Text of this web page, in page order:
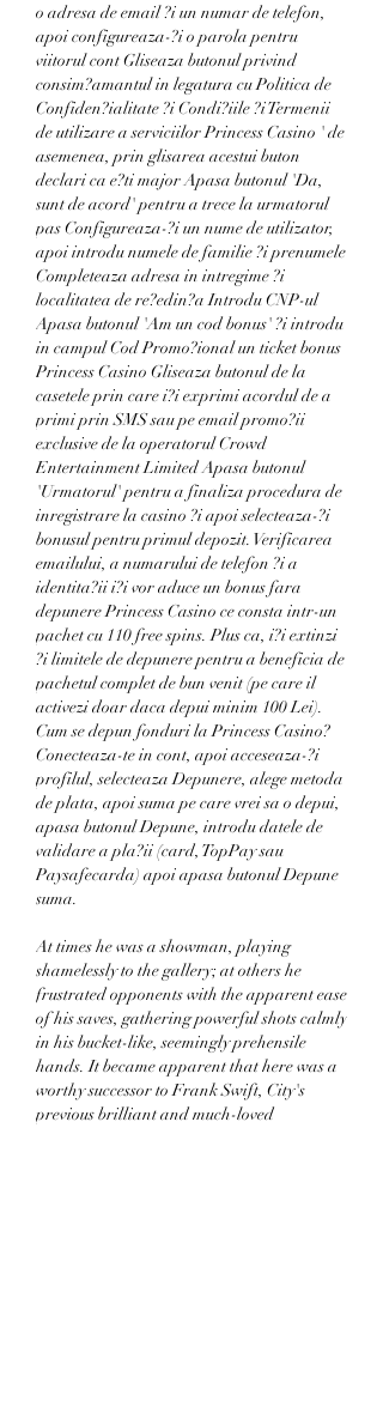
o adresa de email ?i un numar de telefon,
apoi configureaza-?i o parola pentru
viitorul cont Gliseaza butonul privind
consim?amantul in legatura cu Politica de
Confiden?ialitate ?i Condi?iile ?i Termenii
de utilizare a serviciilor Princess Casino ' de
asemenea, prin glisarea acestui buton
declari ca e?ti major Apasa butonul 'Da,
sunt de acord' pentru a trece la urmatorul
pas Configureaza-?i un nume de utilizator,
apoi introdu numele de familie ?i prenumele
Completeaza adresa in intregime ?i
localitatea de re?edin?a Introdu CNP-ul
Apasa butonul 'Am un cod bonus' ?i introdu
in campul Cod Promo?ional un ticket bonus
Princess Casino Gliseaza butonul de la
casetele prin care i?i exprimi acordul de a
primi prin SMS sau pe email promo?ii
exclusive de la operatorul Crowd
Entertainment Limited Apasa butonul
'Urmatorul' pentru a finaliza procedura de
inregistrare la casino ?i apoi selecteaza-?i
bonusul pentru primul depozit. Verificarea
emailului, a numarului de telefon ?i a
identita?ii i?i vor aduce un bonus fara
depunere Princess Casino ce consta intr-un
pachet cu 110 free spins. Plus ca, i?i extinzi
?i limitele de depunere pentru a beneficia de
pachetul complet de bun venit (pe care il
activezi doar daca depui minim 100 Lei).
Cum se depun fonduri la Princess Casino?
Conecteaza-te in cont, apoi acceseaza-?i
profilul, selecteaza Depunere, alege metoda
de plata, apoi suma pe care vrei sa o depui,
apasa butonul Depune, introdu datele de
validare a pla?ii (card, TopPay sau
Paysafecarda) apoi apasa butonul Depune
suma.
At times he was a showman, playing
shamelessly to the gallery; at others he
frustrated opponents with the apparent ease
of his saves, gathering powerful shots calmly
in his bucket-like, seemingly prehensile
hands. It became apparent that here was a
worthy successor to Frank Swift, City's
previous brilliant and much-loved